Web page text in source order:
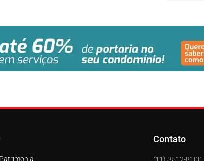
Contato
(11) 3512-8100